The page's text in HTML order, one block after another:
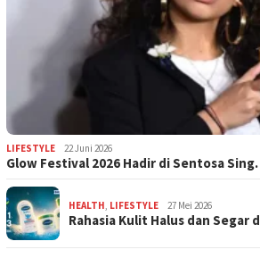
LIFESTYLE 22 Juni 2026
Glow Festival 2026 Hadir di Sentosa
HEALTH LIFESTYLE 27 Mei 2026
Rahasia Kulit Halus dan Segar